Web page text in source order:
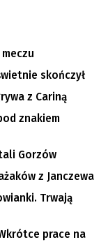
skończył
z Cariną
znakiem
Gorzów
z Janczewa
Trwają
prace na